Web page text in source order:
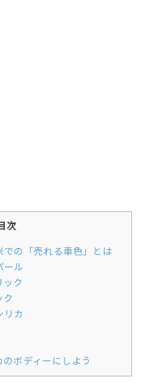
次
での「売れる車色」とは
ール
ック
ク
リカ
ボディーにしよう